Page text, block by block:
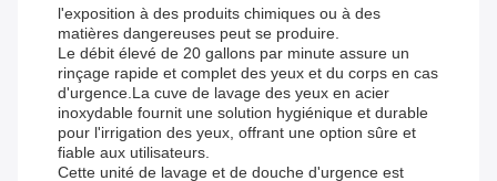
l'exposition à des produits chimiques ou à des
matières dangereuses peut se produire.
Le débit élevé de 20 gallons par minute assure un
rinçage rapide et complet des yeux et du corps en cas
d'urgence.La cuve de lavage des yeux en acier
inoxydable fournit une solution hygiénique et durable
pour l'irrigation des yeux, offrant une option sûre et
fiable aux utilisateurs.
Cette unité de lavage et de douche d'urgence est